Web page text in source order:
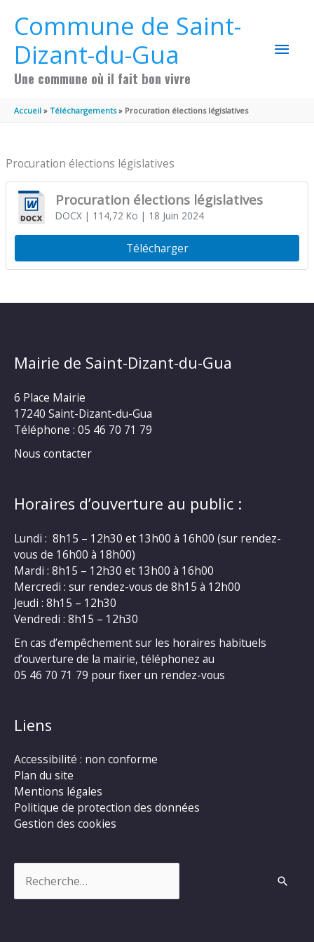
Commune de Saint-
Dizant-du-Gua
Une commune où il fait bon vivre
Accueil Téléchargements Procuration élections législatives
Procuration élections législatives
Procuration élections législatives
DOCX| 114,72 Ko | 18 Juin 2024
Télécharger
Mairie de Saint-Dizant-du-Gua
6 Place Mairie
17240 Saint-Dizant-du-Gua
Téléphone : 05 46 70 71 79
Nous contacter
Horaires d’ouverture au public :
Lundi : 8h15 – 12h30 et 13h00 à 16h00 (sur rendez-
vous de 16h00 à 18h00)
Mardi : 8h15 – 12h30 et 13h00 à 16h00
Mercredi : sur rendez-vous de 8h15 à 12h00
Jeudi : 8h15 – 12h30
Vendredi : 8h15 – 12h30
En cas d’empêchement sur les horaires habituels
d’ouverture de la mairie, téléphonez au
05 46 70 71 79 pour fixer un rendez-vous
Liens
Accessibilité : non conforme
Plan du site
Mentions légales
Politique de protection des données
Gestion des cookies